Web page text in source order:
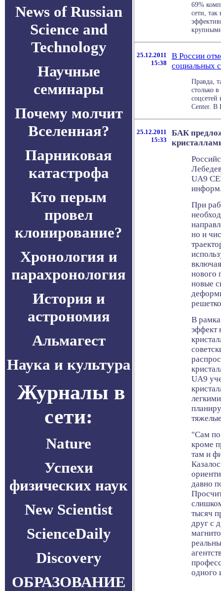
News of Russian
Science and
Technology
Научные
семинары
Почему молчит
Вселенная?
Парниковая
катастрофа
Кто перым
провел
клонирование?
Хронология и
парахронология
История и
астрономия
Альмагест
Наука и культура
Журналы в
сети:
Nature
Успехи
физических наук
New Scientist
ScienceDaily
Discovery
ОБРАЗОВАНИЕ
69%
сети,
25.12.2011
15:38
В России
социальных
Правда,
столько
соцсетей
Center. В
25.12.2011
15:33
БАК
UA9
При
но и
нового
новые
В
эффект
UA9
"Сам по
кроме
там и
давно
тысяч
друг с
одного